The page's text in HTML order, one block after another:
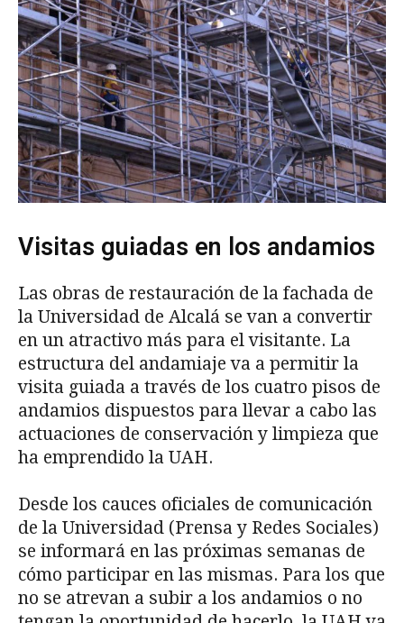
Visitas guiadas en los andamios
Las obras de restauración de la fachada de
la Universidad de Alcalá se van a convertir
en un atractivo más para el visitante. La
estructura del andamiaje va a permitir la
visita guiada a través de los cuatro pisos de
andamios dispuestos para llevar a cabo las
actuaciones de conservación y limpieza que
ha emprendido la UAH.
Desde los cauces oficiales de comunicación
de la Universidad (Prensa y Redes Sociales)
se informará en las próximas semanas de
cómo participar en las mismas. Para los que
no se atrevan a subir a los andamios o no